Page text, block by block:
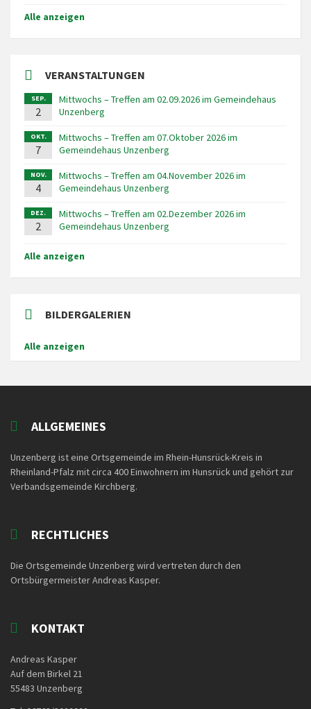
Alle anzeigen
VERANSTALTUNGEN
SEP.
2
Mittwochs – Treffen am 02.09.2026 im Gemeindehaus
Unzenberg
OKT.
7
Mittwochs – Treffen am 07.Oktober 2026 im
Gemeindehaus Unzenberg
NOV.
4
Mittwochs – Treffen am 04.November 2026 im
Gemeindehaus Unzenberg
DEZ.
2
Mittwochs – Treffen am 02.Dezember 2026 im
Gemeindehaus Unzenberg
Alle anzeigen
BILDERGALERIEN
Alle anzeigen
ALLGEMEINES
Unzenberg ist eine Ortsgemeinde im Rhein-Hunsrück-Kreis in
Rheinland-Pfalz mit circa 400 Einwohnern im Hunsrück und gehört zur
Verbandsgemeinde Kirchberg.
RECHTLICHES
Die Ortsgemeinde Unzenberg wird vertreten durch den
Ortsbürgermeister Andreas Kasper.
KONTAKT
Andreas Kasper
Auf dem Birkel 21
55483 Unzenberg